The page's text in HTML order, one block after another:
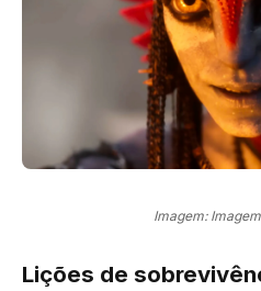
Imagem:
Lições de